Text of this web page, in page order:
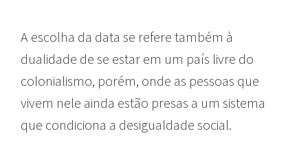
A escolha da data se refere também à
dualidade de se estar em um país livre do
colonialismo, porém, onde as pessoas que
vivem nele ainda estão presas a um sistema
que condiciona a desigualdade social.